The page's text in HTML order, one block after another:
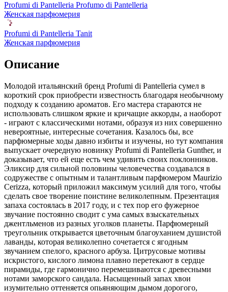
Profumi di Pantelleria Profumo di Pantelleria
Женская парфюмерия
Profumi di Pantelleria Tanit
Женская парфюмерия
Описание
Молодой итальянский бренд Profumi di Pantelleria сумел в
короткий срок приобрести известность благодаря необычному
подходу к созданию ароматов. Его мастера стараются не
использовать слишком яркие и кричащие аккорды, а наоборот
- играют с классическими нотами, образуя из них совершенно
невероятные, интересные сочетания. Казалось бы, все
парфюмерные ходы давно избиты и изучены, но тут компания
выпускает очередную новинку Profumi di Pantelleria Gunther, и
доказывает, что ей еще есть чем удивить своих поклонников.
Эликсир для сильной половины человечества создавался в
содружестве с опытным и талантливым парфюмером Maurizio
Cerizza, который приложил максимум усилий для того, чтобы
сделать свое творение поистине великолепным. Презентация
запаха состоялась в 2017 году, и с тех пор его фужерное
звучание постоянно сводит с ума самых взыскательных
джентльменов из разных уголков планеты. Парфюмерный
треугольник открывается цветочным благоуханием душистой
лаванды, которая великолепно сочетается с ягодным
звучанием спелого, красного арбуза. Цитрусовые мотивы
искристого, кислого лимона плавно перетекают в сердце
пирамиды, где гармонично перемешиваются с древесными
нотами заморского сандала. Насыщенный запах хвои
изумительно оттеняется опьяняющим дымом дорогого,